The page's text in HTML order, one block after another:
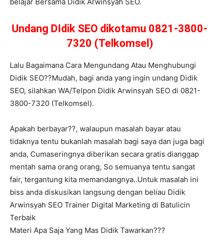
Undang DIdik SEO dikotamu 0821-3800-
7320 (Telkomsel)
Lalu Bagaimana Cara Mengundang Atau Menghubungi
Didik SEO??Mudah, bagi anda yang ingin undang Didik
SEO, silahkan WA/Telpon Didik Arwinsyah SEO di 0821-
3800-7320 (Telkomsel).
Apakah berbayar??, walaupun masalah bayar atau
tidaknya tentu bukanlah masalah bagi saya dan juga bagi
anda, Cumaseringnya diberikan secara gratis dianggap
mentah sama orang orang, So semuanya tentu sangat
fair, tergantung kita memandangnya..Untuk masalah ini
biss anda diskusikan langsung dengan beliau Didik
Arwinsyah SEO Trainer Digital Marketing di Batulicin
Terbaik
Materi Apa Saja Yang Mas Didik Tawarkan???